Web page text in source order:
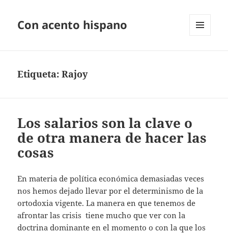
Con acento hispano
Etiqueta:Rajoy
Los salarios son la clave o
de otra manera de hacer las
cosas
En materia de política económica demasiadas veces
nos hemos dejado llevar por el determinismo de la
ortodoxia vigente. La manera en que tenemos de
afrontar las crisis tiene mucho que ver con la
doctrina dominante en el momento o con la que los